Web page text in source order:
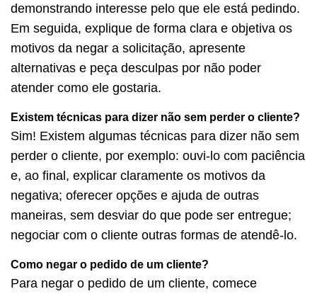
demonstrando interesse pelo que ele está pedindo.
Em seguida, explique de forma clara e objetiva os
motivos da negar a solicitação, apresente
alternativas e peça desculpas por não poder
atender como ele gostaria.
Existem técnicas para dizer não sem perder o cliente?
Sim! Existem algumas técnicas para dizer não sem
perder o cliente, por exemplo: ouvi-lo com paciência
e, ao final, explicar claramente os motivos da
negativa; oferecer opções e ajuda de outras
maneiras, sem desviar do que pode ser entregue;
negociar com o cliente outras formas de atendê-lo.
Como negar o pedido de um cliente?
Para negar o pedido de um cliente, comece